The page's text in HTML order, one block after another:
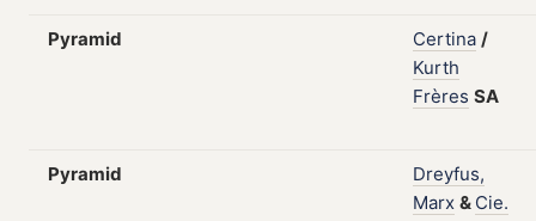
Pyramid Certina /
Kurth
Frères SA
Pyramid
Dreyfus,
Marx & Cie.